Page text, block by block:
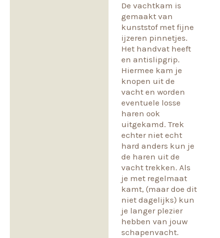
De vachtkam is
gemaakt van
kunststof met fijne
ijzeren pinnetjes.
Het handvat heeft
en antislipgrip.
Hiermee kam je
knopen uit de
vacht en worden
eventuele losse
haren ook
uitgekamd. Trek
echter niet echt
hard anders kun je
de haren uit de
vacht trekken. Als
je met regelmaat
kamt, (maar doe dit
niet dagelijks) kun
je langer plezier
hebben van jouw
schapenvacht.